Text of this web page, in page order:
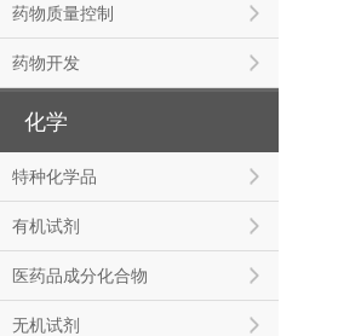
药物质量控制
药物开发
化学
特种化学品
有机试剂
医药品成分化合物
无机试剂